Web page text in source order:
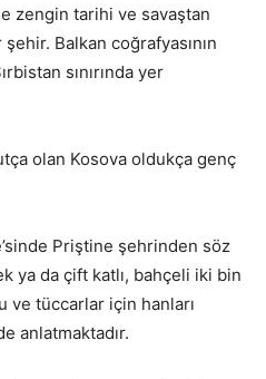
zengin tarihi ve savaştan
Balkan coğrafyasının
sınırında yer
olan Kosova oldukça genç
Priştine şehrinden söz
ya da çift katlı, bahçeli iki bin
ve tüccarlar için hanları
anlatmaktadır.